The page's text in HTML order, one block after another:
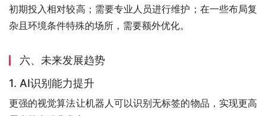
初期投入相对较高；需要专业人员进行维护；在一些布局复
杂且环境条件特殊的场所，需要额外优化。
六、未来发展趋势
1. AI识别能力提升
更强的视觉算法让机器人可以识别无标签的物品，实现更高